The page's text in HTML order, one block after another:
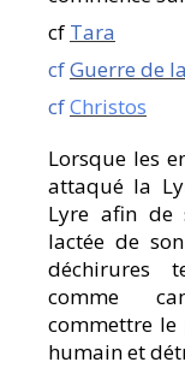
cf Tara
cfGuerre de
cfChristos
Lorsque les
attaqué la
Lyre afin de
lactée de
déchirures
comme
commettre le
humain et